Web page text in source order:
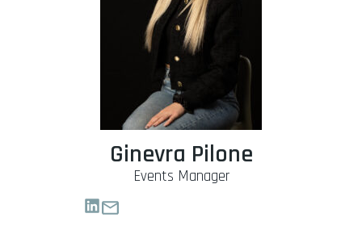
Ginevra Pilone
Events Manager